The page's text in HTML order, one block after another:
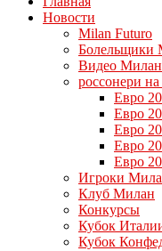
Новости
Milan Futuro
Болельщики
Видео
россонери
Евро
Евро
Евро
Евро
Евро
Игроки
Клуб Милан
Конкурсы
Кубок
Кубок